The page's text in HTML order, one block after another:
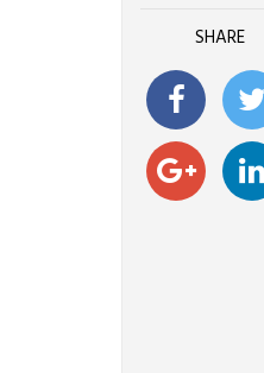
SHARE